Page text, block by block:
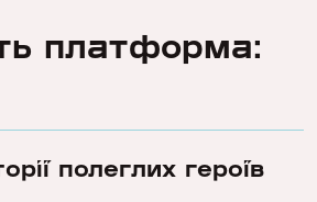
платформа:
полеглих героїв